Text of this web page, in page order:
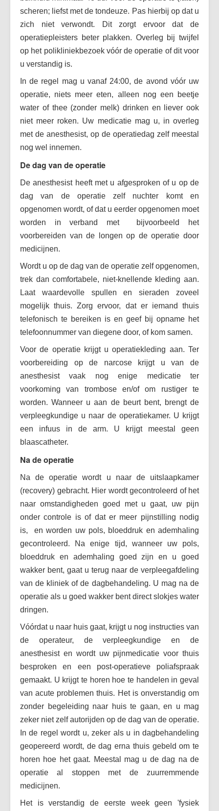
scheren; liefst met de tondeuze. Pas hierbij op dat u
zich niet verwondt. Dit zorgt ervoor dat de
operatiepleisters beter plakken. Overleg bij twijfel
op het polikliniekbezoek vóór de operatie of dit voor
u verstandig is.
In de regel mag u vanaf 24:00, de avond vóór uw
operatie, niets meer eten, alleen nog een beetje
water of thee (zonder melk) drinken en liever ook
niet meer roken. Uw medicatie mag u, in overleg
met de anesthesist, op de operatiedag zelf meestal
nog wel innemen.
De dag van de operatie
De anesthesist heeft met u afgesproken of u op de
dag van de operatie zelf nuchter komt en
opgenomen wordt, of dat u eerder opgenomen moet
worden in verband met bijvoorbeeld het
voorbereiden van de longen op de operatie door
medicijnen.
Wordt u op de dag van de operatie zelf opgenomen,
trek dan comfortabele, niet-knellende kleding aan.
Laat waardevolle spullen en sieraden zoveel
mogelijk thuis. Zorg ervoor, dat er iemand thuis
telefonisch te bereiken is en geef bij opname het
telefoonnummer van diegene door, of kom samen.
Voor de operatie krijgt u operatiekleding aan. Ter
voorbereiding op de narcose krijgt u van de
anesthesist vaak nog enige medicatie ter
voorkoming van trombose en/of om rustiger te
worden. Wanneer u aan de beurt bent, brengt de
verpleegkundige u naar de operatiekamer. U krijgt
een infuus in de arm. U krijgt meestal geen
blaascatheter.
Na de operatie
Na de operatie wordt u naar de uitslaapkamer
(recovery) gebracht. Hier wordt gecontroleerd of het
naar omstandigheden goed met u gaat, uw pijn
onder controle is of dat er meer pijnstilling nodig
is, en worden uw pols, bloeddruk en ademhaling
gecontroleerd. Na enige tijd, wanneer uw pols,
bloeddruk en ademhaling goed zijn en u goed
wakker bent, gaat u terug naar de verpleegafdeling
van de kliniek of de dagbehandeling. U mag na de
operatie als u goed wakker bent direct slokjes water
dringen.
Vóórdat u naar huis gaat, krijgt u nog instructies van
de operateur, de verpleegkundige en de
anesthesist en wordt uw pijnmedicatie voor thuis
besproken en een post-operatieve poliafspraak
gemaakt. U krijgt te horen hoe te handelen in geval
van acute problemen thuis. Het is onverstandig om
zonder begeleiding naar huis te gaan, en u mag
zeker niet zelf autorijden op de dag van de operatie.
In de regel wordt u, zeker als u in dagbehandeling
geopereerd wordt, de dag erna thuis gebeld om te
horen hoe het gaat. Meestal mag u de dag na de
operatie al stoppen met de zuurremmende
medicijnen.
Het is verstandig de eerste week geen 'fysiek